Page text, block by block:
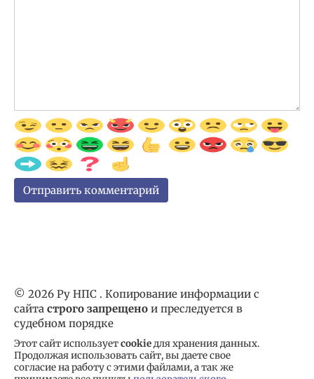
© 2026 Ру НПС . Копирование информации с
сайта строго запрещено и преследуется в
судебном порядке
Этот сайт используетcookieдля хранения данных.
Продолжая использовать сайт, вы даете свое
согласие на работу с этими файлами, а так же